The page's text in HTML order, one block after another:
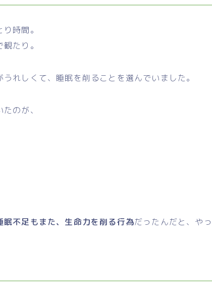
時間。
たり。
れしくて、睡眠を削ることを選んでいました。
のが、
眠不足もまた、生命力を削る行為だったんだと、やっ